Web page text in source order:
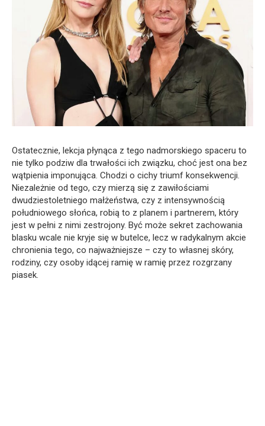
Ostatecznie, lekcja płynąca z tego nadmorskiego spaceru to
nie tylko podziw dla trwałości ich związku, choć jest ona bez
wątpienia imponująca. Chodzi o cichy triumf konsekwencji.
Niezależnie od tego, czy mierzą się z zawiłościami
dwudziestoletniego małżeństwa, czy z intensywnością
południowego słońca, robią to z planem i partnerem, który
jest w pełni z nimi zestrojony. Być może sekret zachowania
blasku wcale nie kryje się w butelce, lecz w radykalnym akcie
chronienia tego, co najważniejsze – czy to własnej skóry,
rodziny, czy osoby idącej ramię w ramię przez rozgrzany
piasek.